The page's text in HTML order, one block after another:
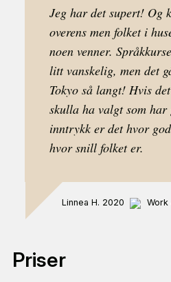
du skal gå frem. Vi
minst 6 uker før reisen din. I
inn i Japan senest 3
utstedt, så det er tidligste
visumsøknaden. Det tar fort
dokumenter og bekrefte
anbefaler vi at du melder
tenkt avreise (flybilletter er
sjekke visumreglene i
din reise.
Priser
Jeg har det supert! Og
overens men folket i
noen venner.
litt vanskelig, men det
Tokyo så langt! Hvis
skulla ha valgt som har
inntrykk er det hvor
hvor snill folket er.
Linnea H. 2020 Work